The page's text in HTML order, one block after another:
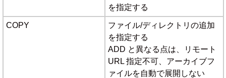
を指定する
COPY
ファイル/ディレクトリの追加
を指定する
ADD と異なる点は、リモート
URL 指定不可、アーカイブフ
ァイルを自動で展開しない